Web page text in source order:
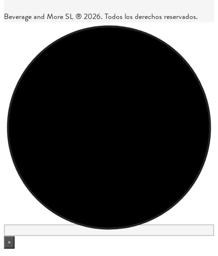
Beverage and More SL ® 2026. Todos los derechos reservados.
×